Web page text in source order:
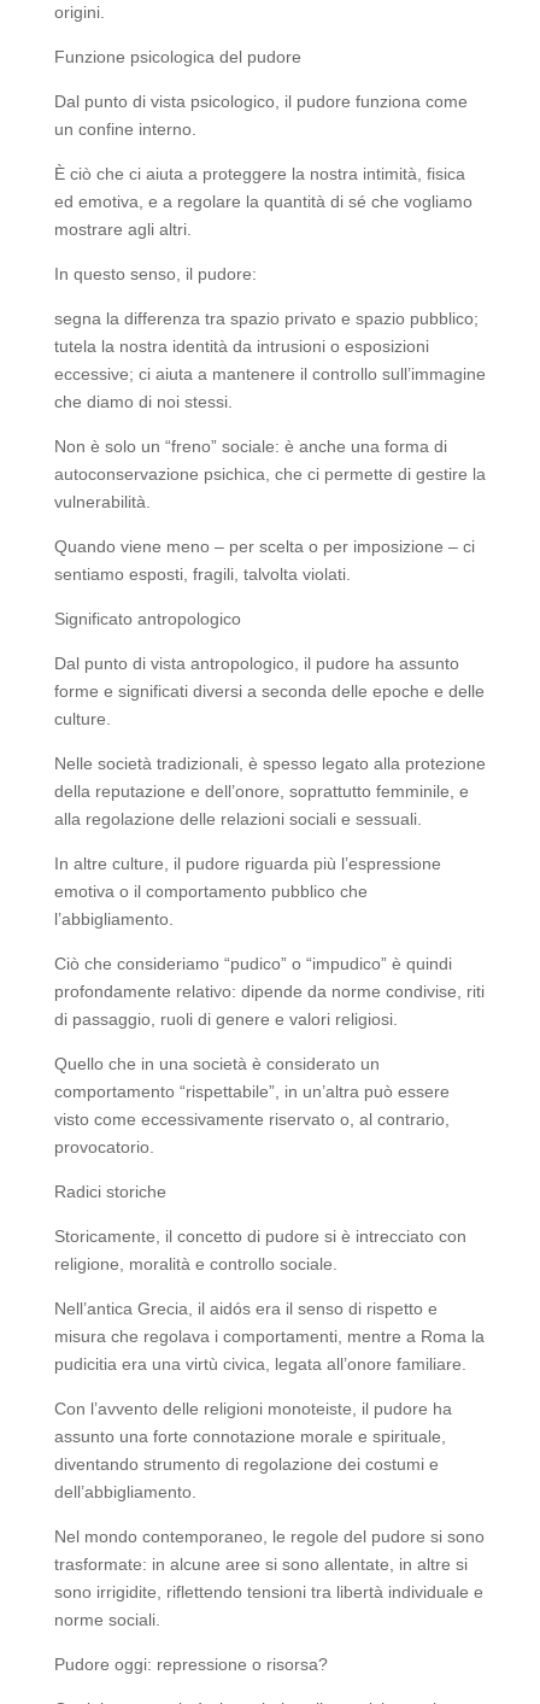
origini.
Funzione psicologica del pudore
Dal punto di vista psicologico, il pudore funziona come
un confine interno.
È ciò che ci aiuta a proteggere la nostra intimità, fisica
ed emotiva, e a regolare la quantità di sé che vogliamo
mostrare agli altri.
In questo senso, il pudore:
segna la differenza tra spazio privato e spazio pubblico;
tutela la nostra identità da intrusioni o esposizioni
eccessive; ci aiuta a mantenere il controllo sull’immagine
che diamo di noi stessi.
Non è solo un “freno” sociale: è anche una forma di
autoconservazione psichica, che ci permette di gestire la
vulnerabilità.
Quando viene meno – per scelta o per imposizione – ci
sentiamo esposti, fragili, talvolta violati.
Significato antropologico
Dal punto di vista antropologico, il pudore ha assunto
forme e significati diversi a seconda delle epoche e delle
culture.
Nelle società tradizionali, è spesso legato alla protezione
della reputazione e dell’onore, soprattutto femminile, e
alla regolazione delle relazioni sociali e sessuali.
In altre culture, il pudore riguarda più l’espressione
emotiva o il comportamento pubblico che
l’abbigliamento.
Ciò che consideriamo “pudico” o “impudico” è quindi
profondamente relativo: dipende da norme condivise, riti
di passaggio, ruoli di genere e valori religiosi.
Quello che in una società è considerato un
comportamento “rispettabile”, in un’altra può essere
visto come eccessivamente riservato o, al contrario,
provocatorio.
Radici storiche
Storicamente, il concetto di pudore si è intrecciato con
religione, moralità e controllo sociale.
Nell’antica Grecia, il aidós era il senso di rispetto e
misura che regolava i comportamenti, mentre a Roma la
pudicitia era una virtù civica, legata all’onore familiare.
Con l’avvento delle religioni monoteiste, il pudore ha
assunto una forte connotazione morale e spirituale,
diventando strumento di regolazione dei costumi e
dell’abbigliamento.
Nel mondo contemporaneo, le regole del pudore si sono
trasformate: in alcune aree si sono allentate, in altre si
sono irrigidite, riflettendo tensioni tra libertà individuale e
norme sociali.
Pudore oggi: repressione o risorsa?